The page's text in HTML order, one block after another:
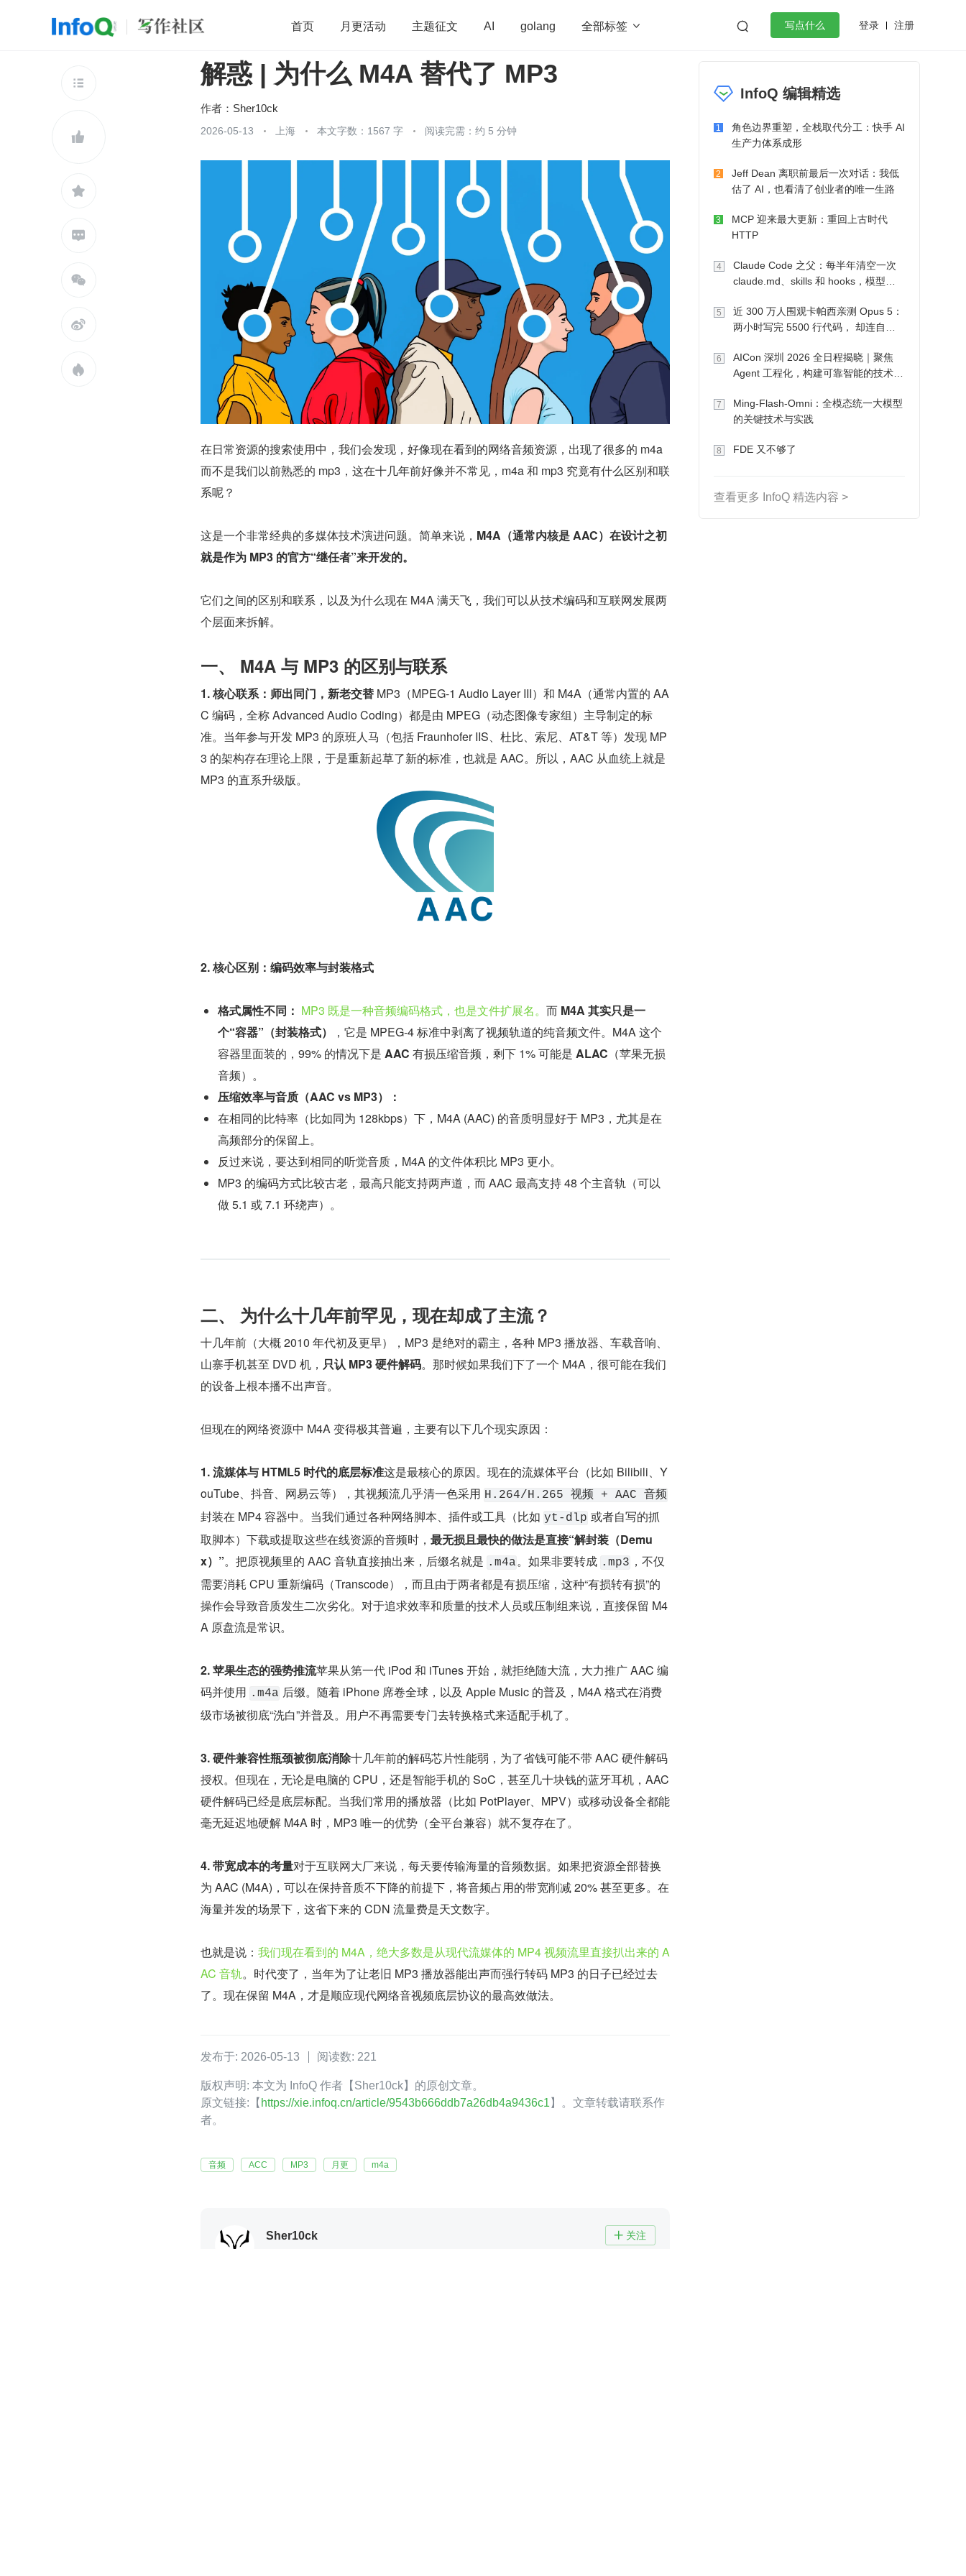
首页 月更活动 主题征文 AI golang 全部标签   写点什么 登录 注册
开源 架构 OpenHarmony 算法 学习方法 Web3.0
微服务架构 flutter
查看更多







解惑 | 为什么 M4A 替代了 MP3
作者： Sher10ck
2026-05-13 上海 本文字数：1567 字 阅读完需：约 5 分钟
在日常资源的搜索使用中，我们会发现，好像现在看到的网络音频资源，出现了很多的 m4a
而不是我们以前熟悉的 mp3，这在十几年前好像并不常见，m4a 和 mp3 究竟有什么区别和联
系呢？
这是一个非常经典的多媒体技术演进问题。简单来说， M4A（通常内核是 AAC）在设计之初
就是作为 MP3 的官方“继任者”来开发的。
它们之间的区别和联系，以及为什么现在 M4A 满天飞，我们可以从技术编码和互联网发展两
个层面来拆解。
一、 M4A 与 MP3 的区别与联系
1. 核心联系：师出同门，新老交替 MP3（MPEG-1 Audio Layer III）和 M4A（通常内置的 AA
C 编码，全称 Advanced Audio Coding）都是由 MPEG（动态图像专家组）主导制定的标
准。当年参与开发 MP3 的原班人马（包括 Fraunhofer IIS、杜比、索尼、AT&T 等）发现 MP
3 的架构存在理论上限，于是重新起草了新的标准，也就是 AAC。所以，AAC 从血统上就是
MP3 的直系升级版。
2. 核心区别：编码效率与封装格式
格式属性不同： MP3 既是一种音频编码格式，也是文件扩展名。 而 M4A 其实只是一
个“容器”（封装格式）
，它是 MPEG-4 标准中剥离了视频轨道的纯音频文件。M4A 这个
容器里面装的，99% 的情况下是 AAC 有损压缩音频，剩下 1% 可能是 ALAC （苹果无损
音频）。
压缩效率与音质（AAC vs MP3）：
在相同的比特率（比如同为 128kbps）下，M4A (AAC) 的音质明显好于 MP3，尤其是在
高频部分的保留上。
反过来说，要达到相同的听觉音质，M4A 的文件体积比 MP3 更小。
MP3 的编码方式比较古老，最高只能支持两声道，而 AAC 最高支持 48 个主音轨（可以
做 5.1 或 7.1 环绕声）。
二、 为什么十几年前罕见，现在却成了主流？
十几年前（大概 2010 年代初及更早），MP3 是绝对的霸主，各种 MP3 播放器、车载音响、
山寨手机甚至 DVD 机， 只认 MP3 硬件解码。那时候如果我们下了一个 M4A，很可能在我们
的设备上根本播不出声音。
但现在的网络资源中 M4A 变得极其普遍，主要有以下几个现实原因：
1. 流媒体与 HTML5 时代的底层标准这是最核心的原因。现在的流媒体平台（比如 Bilibili、Y
ouTube、抖音、网易云等），其视频流几乎清一色采用 H.264/H.265 视频 + AAC 音频
封装在 MP4 容器中。当我们通过各种网络脚本、插件或工具（比如 yt-dlp 或者自写的抓
取脚本）下载或提取这些在线资源的音频时， 最无损且最快的做法是直接“解封装（Demu
x）”。把原视频里的 AAC 音轨直接抽出来，后缀名就是 .m4a。如果非要转成 .mp3 ，不仅
需要消耗 CPU 重新编码（Transcode），而且由于两者都是有损压缩，这种“有损转有损”的
操作会导致音质发生二次劣化。对于追求效率和质量的技术人员或压制组来说，直接保留 M4
A 原盘流是常识。
2. 苹果生态的强势推流苹果从第一代 iPod 和 iTunes 开始，就拒绝随大流，大力推广 AAC 编
码并使用 .m4a 后缀。随着 iPhone 席卷全球，以及 Apple Music 的普及，M4A 格式在消费
级市场被彻底“洗白”并普及。用户不再需要专门去转换格式来适配手机了。
3. 硬件兼容性瓶颈被彻底消除十几年前的解码芯片性能弱，为了省钱可能不带 AAC 硬件解码
授权。但现在，无论是电脑的 CPU，还是智能手机的 SoC，甚至几十块钱的蓝牙耳机，AAC
硬件解码已经是底层标配。当我们常用的播放器（比如 PotPlayer、MPV）或移动设备全都能
毫无延迟地硬解 M4A 时，MP3 唯一的优势（全平台兼容）就不复存在了。
4. 带宽成本的考量对于互联网大厂来说，每天要传输海量的音频数据。如果把资源全部替换
为 AAC (M4A)，可以在保持音质不下降的前提下，将音频占用的带宽削减 20% 甚至更多。在
海量并发的场景下，这省下来的 CDN 流量费是天文数字。
也就是说： 我们现在看到的 M4A，绝大多数是从现代流媒体的 MP4 视频流里直接扒出来的 A
AC 音轨。时代变了，当年为了让老旧 MP3 播放器能出声而强行转码 MP3 的日子已经过去
了。现在保留 M4A，才是顺应现代网络音视频底层协议的最高效做法。
发布于: 2026-05-13 阅读数: 221
版权声明: 本文为 InfoQ 作者【Sher10ck】的原创文章。
原文链接:【 https://xie.infoq.cn/article/9543b666ddb7a26db4a9436c1 】。文章转载请联系作
者。
音频 ACC MP3 月更 m4a
Sher10ck  关注
InfoQ 编辑精选
1
角色边界重塑，全栈取代分工：快手 AI
生产力体系成形
2
Jeff Dean 离职前最后一次对话：我低
估了 AI，也看清了创业者的唯一生路
3
MCP 迎来最大更新：重回上古时代
HTTP
4
Claude Code 之父：每半年清空一次
claude.md、skills 和 hooks，模型自
5
近 300 万人围观卡帕西亲测 Opus 5：
两小时写完 5500 行代码， 却连自己
6
AICon 深圳 2026 全日程揭晓｜聚焦
Agent 工程化，构建可靠智能的技术路
7
Ming-Flash-Omni：全模态统一大模型
的关键技术与实践
8 FDE 又不够了
查看更多 InfoQ 精选内容 >